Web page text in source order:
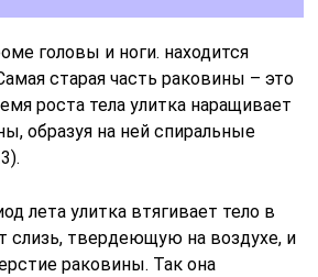
головы и ноги. находится
старая часть раковины – это
роста тела улитка наращивает
образуя на ней спиральные
лета улитка втягивает тело в
слизь, твердеющую на воздухе, и
раковины. Так она